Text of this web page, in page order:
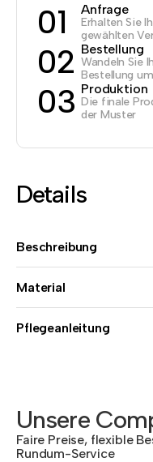
01 Anfrage
Erhalten Sie
gewählten
02 Bestellung
Wandeln Sie
Bestellung um
03 Produktion
Die finale
der Muster
Details
Beschreibung
Material
Pflegeanleitung
Unsere
Faire Preise, flexible
Rundum-Service